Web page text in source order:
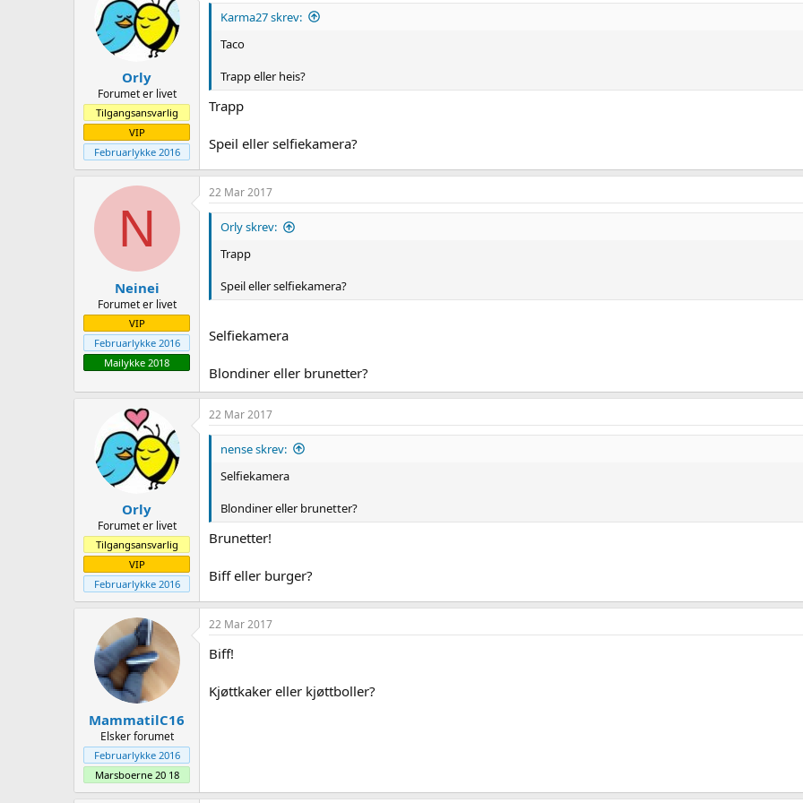
Orly
Forumet er livet
Tilgangsansvarlig
VIP
Februarlykke 2016
Karma27 skrev:
Taco
Trapp eller heis?
Trapp
Speil eller selfiekamera?
N
Neinei
Forumet er livet
VIP
Februarlykke 2016
Mailykke 2018
22 Mar 2017
Orly skrev:
Trapp
Speil eller selfiekamera?
Selfiekamera
Blondiner eller brunetter?
Orly
Forumet er livet
Tilgangsansvarlig
VIP
Februarlykke 2016
22 Mar 2017
nense skrev:
Selfiekamera
Blondiner eller brunetter?
Brunetter!
Biff eller burger?
MammatilC16
Elsker forumet
Februarlykke 2016
Marsboerne 20 18
22 Mar 2017
Biff!
Kjøttkaker eller kjøttboller?